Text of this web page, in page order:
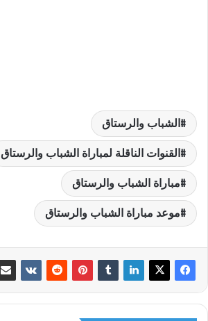
الشباب والرستاق
القنوات الناقلة لمباراة الشباب والرستاق
مباراة الشباب والرستاق
موعد مباراة الشباب والرستاق